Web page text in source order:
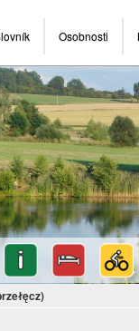
Osobnosti